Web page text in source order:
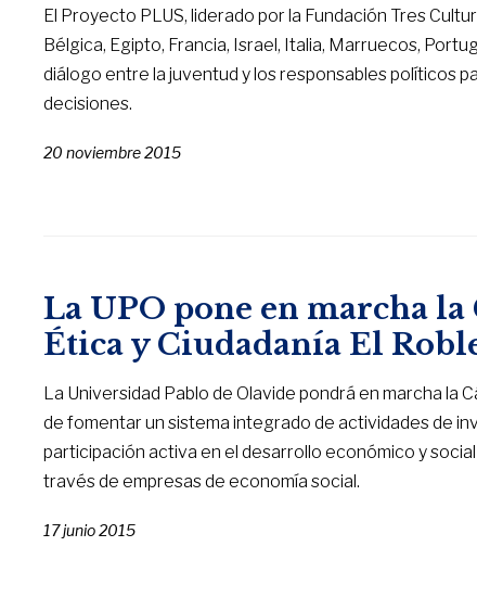
El Proyecto PLUS, liderado por la Fundación Tres
Bélgica, Egipto, Francia, Israel, Italia, Marruecos,
diálogo entre la juventud y los responsables políticos
decisiones.
20 noviembre 2015
La UPO pone en marcha
Ética y Ciudadanía El
La Universidad Pablo de Olavide pondrá en marcha la
de fomentar un sistema integrado de actividades de
participación activa en el desarrollo económico y
través de empresas de economía social.
17 junio 2015